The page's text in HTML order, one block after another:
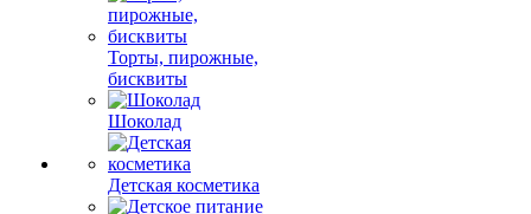
Торты, пирожные,
бисквиты
Шоколад
Детская косметика